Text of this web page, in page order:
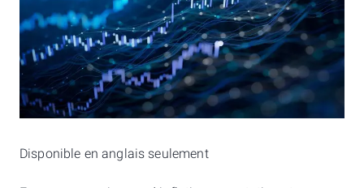
Disponible en anglais seulement